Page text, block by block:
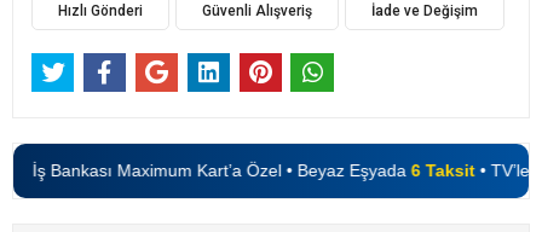
Hızlı Gönderi Güvenli Alışveriş İade ve Değişim
İş Bankası Maximum Kart’a Özel • Beyaz Eşyada6 Taksit•